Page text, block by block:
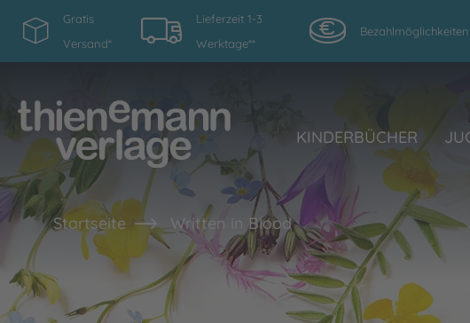
Gratis
Versand*
Lieferzeit 1-3
Werktage**
Bezahlmöglichkeiten
KINDERBÜCHER
Startseite Written in Blood